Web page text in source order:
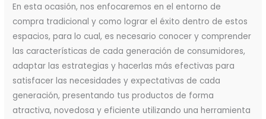
En esta ocasión, nos enfocaremos en el entorno de
compra tradicional y como lograr el éxito dentro de estos
espacios, para lo cual, es necesario conocer y comprender
las características de cada generación de consumidores,
adaptar las estrategias y hacerlas más efectivas para
satisfacer las necesidades y expectativas de cada
generación, presentando tus productos de forma
atractiva, novedosa y eficiente utilizando una herramienta